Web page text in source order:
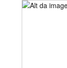
Área de